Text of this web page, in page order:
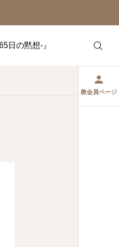
日の黙想-』
教会員ページ